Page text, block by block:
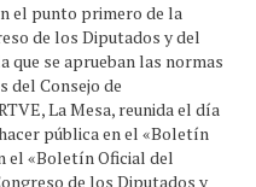
el punto primero de la
de los Diputados y del
que se aprueban las normas
del Consejo de
La Mesa, reunida el día
pública en el «Boletín
el «Boletín Oficial del
de los Diputados y